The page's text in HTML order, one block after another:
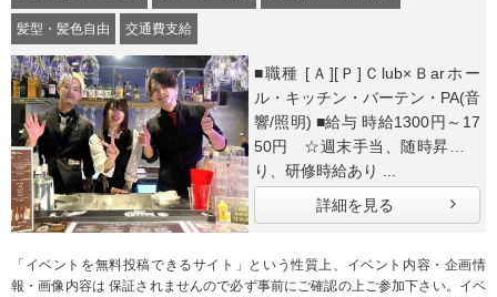
髪型・髪色自由 交通費支給
■職種 [Ａ][Ｐ]Ｃlub×Ｂarホー
ル・キッチン・バーテン・PA(音
響/照明) ■給与 時給1300円～17
50円 ☆週末手当、随時昇給あ
り、研修時給あり ...
詳細を見る
「イベントを無料投稿できるサイト」という性質上、イベント内容・企画情
報・画像内容は 保証されませんので必ず事前にご確認の上ご参加下さい。イベ